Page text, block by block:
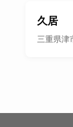
久居
三重県津